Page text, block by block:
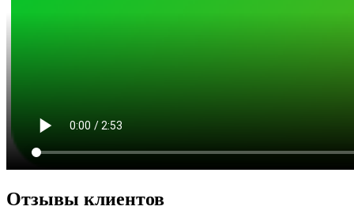
Отзывы клиентов